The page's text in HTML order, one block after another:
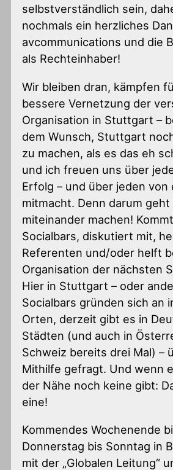
selbstverständlich sein,
nochmals ein herzliches
avcommunications und die
als Rechteinhaber!
Wir bleiben dran, kämpfen
bessere Vernetzung der
Organisation in Stuttgart –
dem Wunsch, Stuttgart
zu machen, als es das eh
und ich freuen uns über
Erfolg – und über jeden von
mitmacht. Denn darum geht
miteinander machen!
Socialbars, diskutiert mit,
Referenten und/oder helft
Organisation der nächsten
Hier in Stuttgart – oder
Socialbars gründen sich an
Orten, derzeit gibt es in
Städten (und auch in
Schweiz bereits drei Mal) –
Mithilfe gefragt. Und wenn
der Nähe noch keine gibt:
eine!
Kommendes Wochenende
Donnerstag bis Sonntag in
mit der „Globalen Leitung“